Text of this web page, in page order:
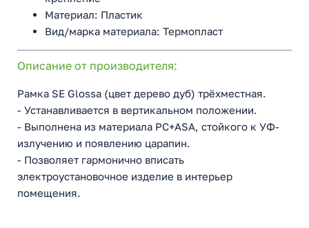
Материал: Пластик
Вид/марка материала: Термопласт
Описание от производителя:
Рамка SE Glossa (цвет дерево дуб) трёхместная.
- Устанавливается в вертикальном положении.
- Выполнена из материала PС+ASA, стойкого к УФ-
излучению и появлению царапин.
- Позволяет гармонично вписать
электроустановочное изделие в интерьер
помещения.